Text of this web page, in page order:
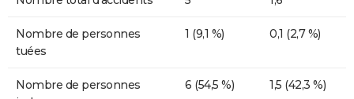
Nombre de personnes
tuées
1 (9,1 %) 0,1 (2,7 %)
Nombre de personnes
6 (54,5 %) 1,5 (42,3 %)